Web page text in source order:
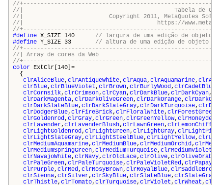
//
//| Tabela de Cores da
//| Copyright 2011, MetaQuotes
//| https://
//
#define X_SIZE 140 // largura de uma edição de objeto
#define Y_SIZE 33 // altura de uma edição de objeto
//
//| Array de cores da
//
color ExtClr[140]=
{
clrAliceBlue, clrAntiqueWhite, clrAqua, clrAquamarine,
clrBlue, clrBlueViolet, clrBrown, clrBurlyWood, clrCadetBlue
clrCornsilk, clrCrimson, clrCyan, clrDarkBlue, clrDarkCyan,
clrDarkMagenta, clrDarkOliveGreen, clrDarkOrange,
clrDarkSlateBlue, clrDarkSlateGray, clrDarkTurquoise,
clrDodgerBlue, clrFireBrick, clrFloralWhite, clrForestGreen
clrGoldenrod, clrGray, clrGreen, clrGreenYellow, clrHoneydew
clrLavender, clrLavenderBlush, clrLawnGreen, clrLemonChiffon
clrLightGoldenrod, clrLightGreen, clrLightGray, clrLightPink
clrLightSlateGray, clrLightSteelBlue, clrLightYellow,
clrMediumAquamarine, clrMediumBlue, clrMediumOrchid,
clrMediumSpringGreen, clrMediumTurquoise,
clrNavajoWhite, clrNavy, clrOldLace, clrOlive, clrOliveDrab
clrPaleGreen, clrPaleTurquoise, clrPaleVioletRed,
clrPurple, clrRed, clrRosyBrown, clrRoyalBlue, clrSaddleBrown
clrSienna, clrSilver, clrSkyBlue, clrSlateBlue, clrSlateGray
clrThistle, clrTomato, clrTurquoise, clrViolet, clrWheat,